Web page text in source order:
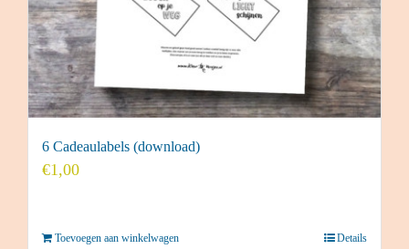
6 Cadeaulabels (download)
€1,00
Toevoegen aan winkelwagen Details